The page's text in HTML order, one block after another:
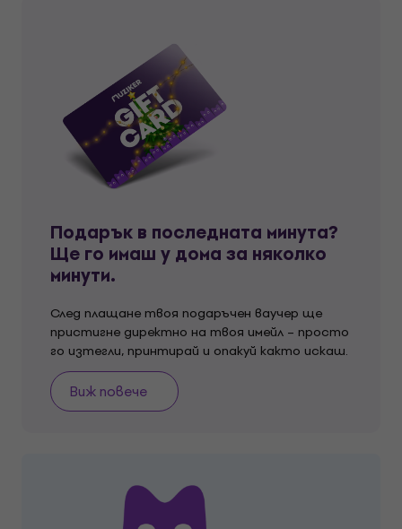
Подарък в последната минута?
Ще го имаш у дома за няколко
минути.
След плащане твоя подаръчен ваучер ще
пристигне директно на твоя имейл – просто
го изтегли, принтирай и опакуй както искаш.
Виж повече